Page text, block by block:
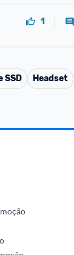
1
SSD Headset